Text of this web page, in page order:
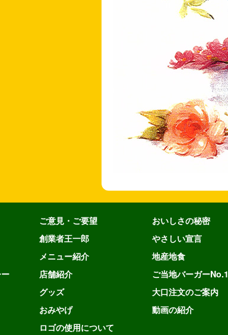
ご意見・ご要望
創業者王一郎
メニュー紹介
店舗紹介
グッズ
おみやげ
ロゴの使用について
おいしさの秘密
やさしい宣言
地産地食
ご当地バーガーNo.1
大口注文のご案内
動画の紹介